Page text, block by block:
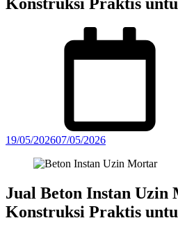
19/05/202607/05/2026
Jual Beton Instan Uzin
Konstruksi Praktis